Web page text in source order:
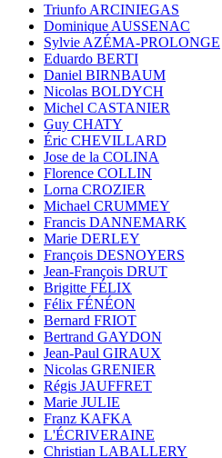
Triunfo ARCINIEGAS
Dominique AUSSENAC
Sylvie AZÉMA-PROLONGE
Eduardo BERTI
Daniel BIRNBAUM
Nicolas BOLDYCH
Michel CASTANIER
Guy CHATY
Éric CHEVILLARD
Jose de la COLINA
Florence COLLIN
Lorna CROZIER
Michael CRUMMEY
Francis DANNEMARK
Marie DERLEY
François DESNOYERS
Jean-François DRUT
Brigitte FÉLIX
Félix FÉNÉON
Bernard FRIOT
Bertrand GAYDON
Jean-Paul GIRAUX
Nicolas GRENIER
Régis JAUFFRET
Marie JULIE
Franz KAFKA
L'ÉCRIVERAINE
Christian LABALLERY